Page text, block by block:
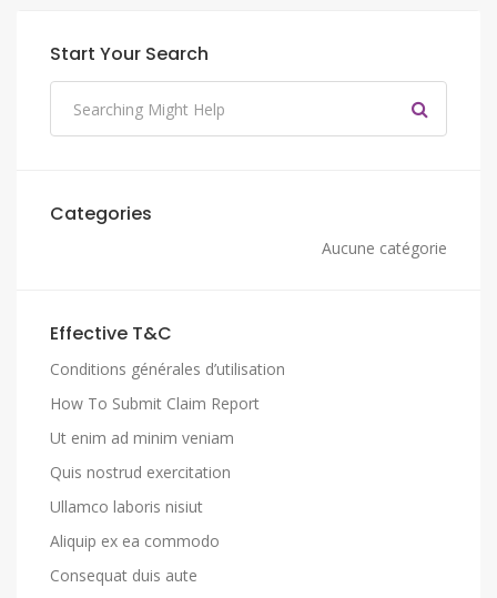
Start Your Search
Categories
Aucune catégorie
Effective T&C
Conditions générales d’utilisation
How To Submit Claim Report
Ut enim ad minim veniam
Quis nostrud exercitation
Ullamco laboris nisiut
Aliquip ex ea commodo
Consequat duis aute